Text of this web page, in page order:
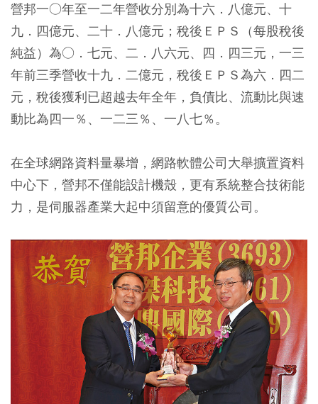
營邦一○年至一二年營收分別為十六．八億元、十
九．四億元、二十．八億元；稅後ＥＰＳ（每股稅後
純益）為○．七元、二．八六元、四．四三元，一三
年前三季營收十九．二億元，稅後ＥＰＳ為六．四二
元，稅後獲利已超越去年全年，負債比、流動比與速
動比為四一％、一二三％、一八七％。
在全球網路資料量暴增，網路軟體公司大舉擴置資料
中心下，營邦不僅能設計機殼，更有系統整合技術能
力，是伺服器產業大起中須留意的優質公司。